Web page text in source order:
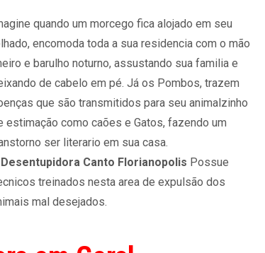
quando um morcego fica alojado em seu
encomoda toda a sua residencia com o mão
e barulho noturno, assustando sua familia e
de cabelo em pé. Já os Pombos, trazem
que são transmitidos para seu animalzinho
estimação como caões e Gatos, fazendo um
ser literario em sua casa.
Desentupidora Canto Florianopolis Possue
treinados nesta area de expulsão dos
mal desejados.